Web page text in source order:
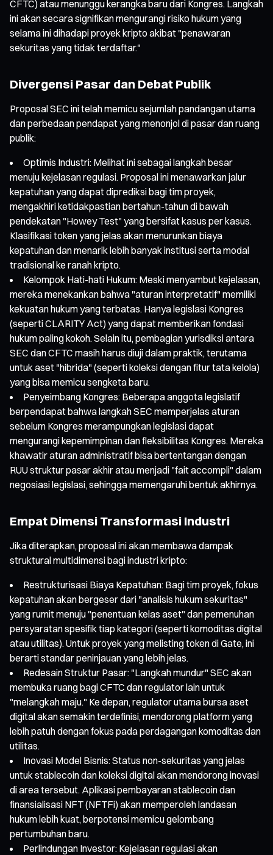
CFTC) atau menunggu kerangka baru dari Kongres. Langkah
ini akan secara signifikan mengurangi risiko hukum yang
selama ini dihadapi proyek kripto akibat "penawaran
sekuritas yang tidak terdaftar."
Divergensi Pasar dan Debat Publik
Proposal SEC ini telah memicu sejumlah pandangan utama
dan perbedaan pendapat yang menonjol di pasar dan ruang
publik:
Optimis Industri: Melihat ini sebagai langkah besar
menuju kejelasan regulasi. Proposal ini menawarkan jalur
kepatuhan yang dapat diprediksi bagi tim proyek,
mengakhiri ketidakpastian bertahun-tahun di bawah
pendekatan "Howey Test" yang bersifat kasus per kasus.
Klasifikasi token yang jelas akan menurunkan biaya
kepatuhan dan menarik lebih banyak institusi serta modal
tradisional ke ranah kripto.
Kelompok Hati-hati Hukum: Meski menyambut kejelasan,
mereka menekankan bahwa "aturan interpretatif" memiliki
kekuatan hukum yang terbatas. Hanya legislasi Kongres
(seperti CLARITY Act) yang dapat memberikan fondasi
hukum paling kokoh. Selain itu, pembagian yurisdiksi antara
SEC dan CFTC masih harus diuji dalam praktik, terutama
untuk aset "hibrida" (seperti koleksi dengan fitur tata kelola)
yang bisa memicu sengketa baru.
Penyeimbang Kongres: Beberapa anggota legislatif
berpendapat bahwa langkah SEC memperjelas aturan
sebelum Kongres merampungkan legislasi dapat
mengurangi kepemimpinan dan fleksibilitas Kongres. Mereka
khawatir aturan administratif bisa bertentangan dengan
RUU struktur pasar akhir atau menjadi "fait accompli" dalam
negosiasi legislasi, sehingga memengaruhi bentuk akhirnya.
Empat Dimensi Transformasi Industri
Jika diterapkan, proposal ini akan membawa dampak
struktural multidimensi bagi industri kripto:
Restrukturisasi Biaya Kepatuhan: Bagi tim proyek, fokus
kepatuhan akan bergeser dari "analisis hukum sekuritas"
yang rumit menuju "penentuan kelas aset" dan pemenuhan
persyaratan spesifik tiap kategori (seperti komoditas digital
atau utilitas). Untuk proyek yang melisting token di Gate, ini
berarti standar peninjauan yang lebih jelas.
Redesain Struktur Pasar: "Langkah mundur" SEC akan
membuka ruang bagi CFTC dan regulator lain untuk
"melangkah maju." Ke depan, regulator utama bursa aset
digital akan semakin terdefinisi, mendorong platform yang
lebih patuh dengan fokus pada perdagangan komoditas dan
utilitas.
Inovasi Model Bisnis: Status non-sekuritas yang jelas
untuk stablecoin dan koleksi digital akan mendorong inovasi
di area tersebut. Aplikasi pembayaran stablecoin dan
finansialisasi NFT (NFTFi) akan memperoleh landasan
hukum lebih kuat, berpotensi memicu gelombang
pertumbuhan baru.
Perlindungan Investor: Kejelasan regulasi akan